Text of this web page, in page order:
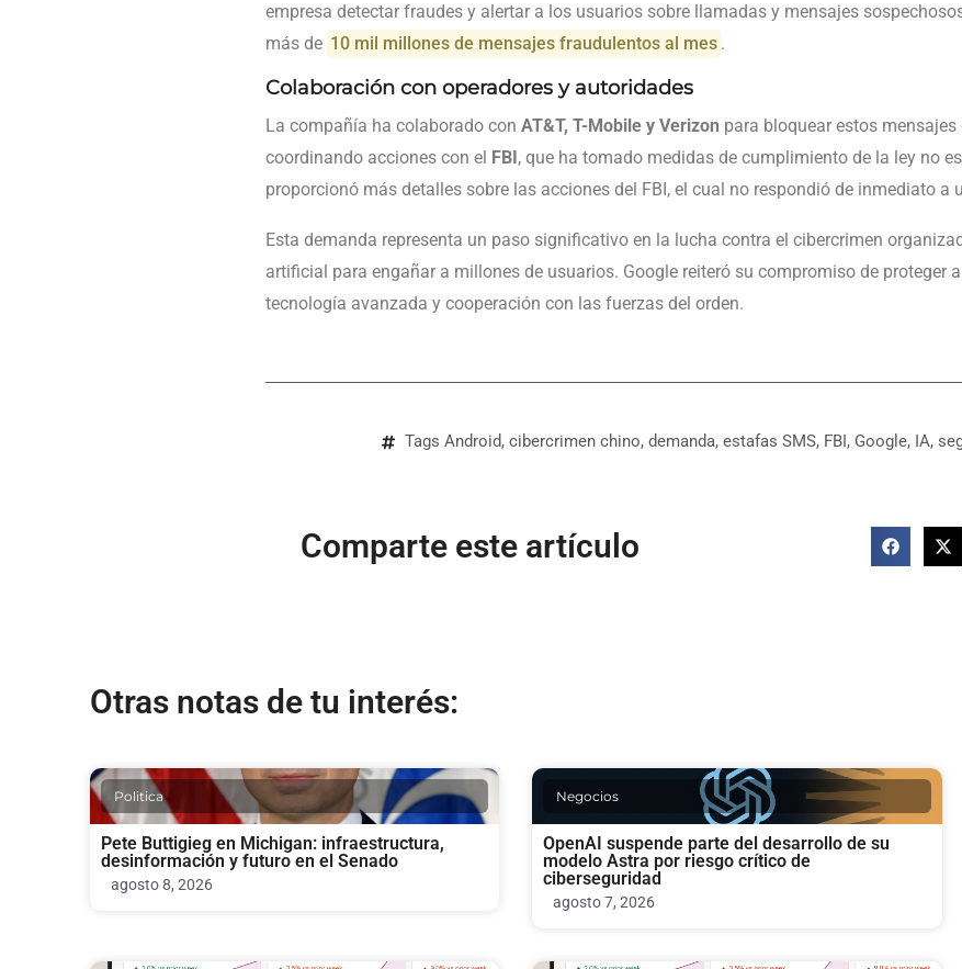
empresa detectar fraudes y alertar a los usuarios sobre llamadas y mensajes
más de 10 mil millones de mensajes fraudulentos al mes .
Colaboración con operadores y autoridades
La compañía ha colaborado con AT&T, T-Mobile y Verizon para bloquear estos
coordinando acciones con el FBI , que ha tomado medidas de cumplimiento de la ley no
proporcionó más detalles sobre las acciones del FBI, el cual no respondió de inmediato a
Esta demanda representa un paso significativo en la lucha contra el cibercrimen
artificial para engañar a millones de usuarios. Google reiteró su compromiso de proteger
tecnología avanzada y cooperación con las fuerzas del orden.
Tags Android, cibercrimen chino, demanda, estafas SMS, FBI , Google, IA,
Comparte este artículo
Otras notas de tu interés:
Politica
Pete Buttigieg en Michigan: infraestructura,
desinformación y futuro en el Senado
agosto 8, 2026
Negocios
OpenAI suspende parte del desarrollo de su
modelo Astra por riesgo crítico de
ciberseguridad
agosto 7, 2026